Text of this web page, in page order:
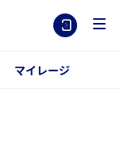
マイレージ